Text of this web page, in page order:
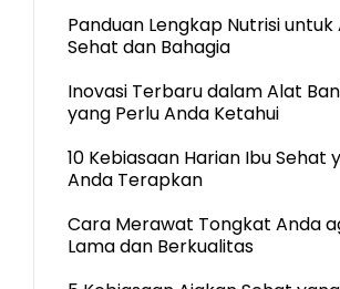
Panduan Lengkap Nutrisi untuk
Sehat dan Bahagia
Inovasi Terbaru dalam Alat
yang Perlu Anda Ketahui
10 Kebiasaan Harian Ibu Sehat
Anda Terapkan
Cara Merawat Tongkat Anda
Lama dan Berkualitas